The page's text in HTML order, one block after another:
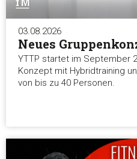
03.08.2026
Neues
YTTP startet im September
Konzept mit Hybridtraining
von bis zu 40 Personen.